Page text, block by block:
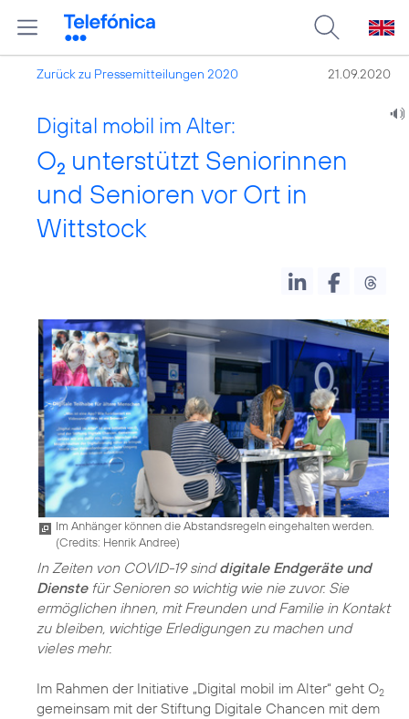
Zurück zu Pressemitteilungen 2020 21.09.2020
Digital mobil im Alter:
O2 unterstützt Seniorinnen
und Senioren vor Ort in
Wittstock
Im Anhänger können die Abstandsregeln eingehalten werden.
(Credits: Henrik Andree)
In Zeiten von COVID-19 sinddigitale Endgeräte und
Dienstefür Senioren so wichtig wie nie zuvor. Sie
ermöglichen ihnen, mit Freunden und Familie in Kontakt
zu bleiben, wichtige Erledigungen zu machen und
vieles mehr.
Im Rahmen der Initiative „Digital mobil im Alter“ geht O2
gemeinsam mit der Stiftung Digitale Chancen mit dem